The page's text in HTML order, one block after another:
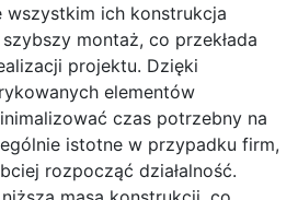
wszystkim ich konstrukcja
montaż, co przekłada
projektu. Dzięki
elementów
czas potrzebny na
istotne w przypadku firm,
rozpocząć działalność.